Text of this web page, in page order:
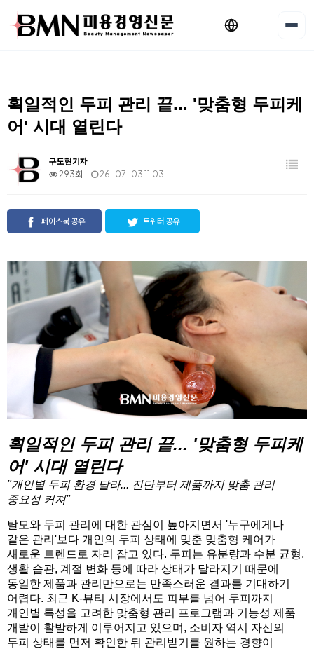
획일적인 두피 관리 끝... '맞춤형 두피케
어' 시대 열린다
구도현기자
293회
26-07-03 11:03
페이스북 공유 트위터 공유
획일적인 두피 관리 끝... '맞춤형 두피케
어' 시대 열린다
"개인별 두피 환경 달라... 진단부터 제품까지 맞춤 관리
중요성 커져"
탈모와 두피 관리에 대한 관심이 높아지면서 '누구에게나
같은 관리'보다 개인의 두피 상태에 맞춘 맞춤형 케어가
새로운 트렌드로 자리 잡고 있다. 두피는 유분량과 수분 균형,
생활 습관, 계절 변화 등에 따라 상태가 달라지기 때문에
동일한 제품과 관리만으로는 만족스러운 결과를 기대하기
어렵다. 최근 K-뷰티 시장에서도 피부를 넘어 두피까지
개인별 특성을 고려한 맞춤형 관리 프로그램과 기능성 제품
개발이 활발하게 이루어지고 있으며, 소비자 역시 자신의
두피 상태를 먼저 확인한 뒤 관리받기를 원하는 경향이